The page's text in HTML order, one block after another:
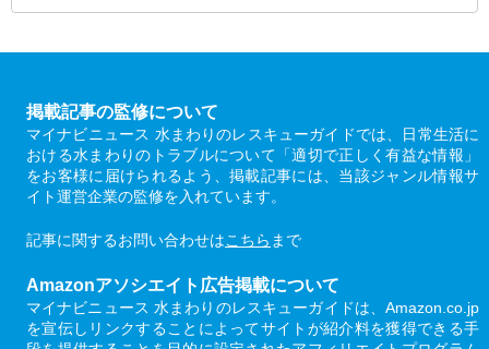
掲載記事の監修について
マイナビニュース 水まわりのレスキューガイドでは、日常生活に
おける水まわりのトラブルについて「適切で正しく有益な情報」
をお客様に届けられるよう、掲載記事には、当該ジャンル情報サ
イト運営企業の監修を入れています。
記事に関するお問い合わせはこちら まで
Amazonアソシエイト広告掲載について
マイナビニュース 水まわりのレスキューガイドは、Amazon.co.jp
を宣伝しリンクすることによってサイトが紹介料を獲得できる手